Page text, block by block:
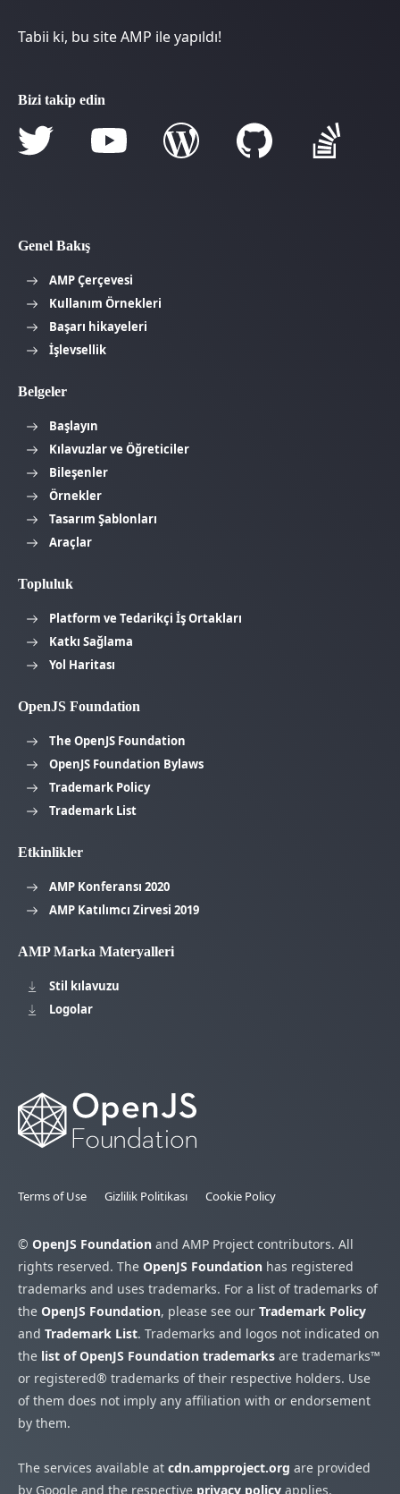
Tabii ki, bu site AMP ile yapıldı!
Bizi takip edin
Genel Bakış
AMP Çerçevesi
Kullanım Örnekleri
Başarı hikayeleri
İşlevsellik
Belgeler
Başlayın
Kılavuzlar ve Öğreticiler
Bileşenler
Örnekler
Tasarım Şablonları
Araçlar
Topluluk
Platform ve Tedarikçi İş Ortakları
Katkı Sağlama
Yol Haritası
OpenJS Foundation
The OpenJS Foundation
OpenJS Foundation Bylaws
Trademark Policy
Trademark List
Etkinlikler
AMP Konferansı 2020
AMP Katılımcı Zirvesi 2019
AMP Marka Materyalleri
Stil kılavuzu
Logolar
Terms of Use Gizlilik Politikası Cookie Policy
© OpenJS Foundation and AMP Project contributors. All
rights reserved. The OpenJS Foundation has registered
trademarks and uses trademarks. For a list of trademarks of
the OpenJS Foundation, please see our Trademark Policy
and Trademark List. Trademarks and logos not indicated on
the list of OpenJS Foundation trademarks are trademarks™
or registered® trademarks of their respective holders. Use
of them does not imply any affiliation with or endorsement
by them.
The services available at cdn.ampproject.org are provided
by Google and the respective privacy policy applies.